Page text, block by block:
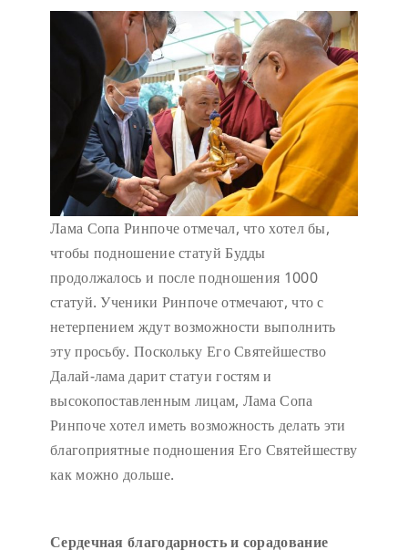
Лама Сопа Ринпоче отмечал, что хотел бы,
чтобы подношение статуй Будды
продолжалось и после подношения 1000
статуй. Ученики Ринпоче отмечают, что с
нетерпением ждут возможности выполнить
эту просьбу. Поскольку Его Святейшество
Далай-лама дарит статуи гостям и
высокопоставленным лицам, Лама Сопа
Ринпоче хотел иметь возможность делать эти
благоприятные подношения Его Святейшеству
как можно дольше.
Сердечная благодарность и сорадование